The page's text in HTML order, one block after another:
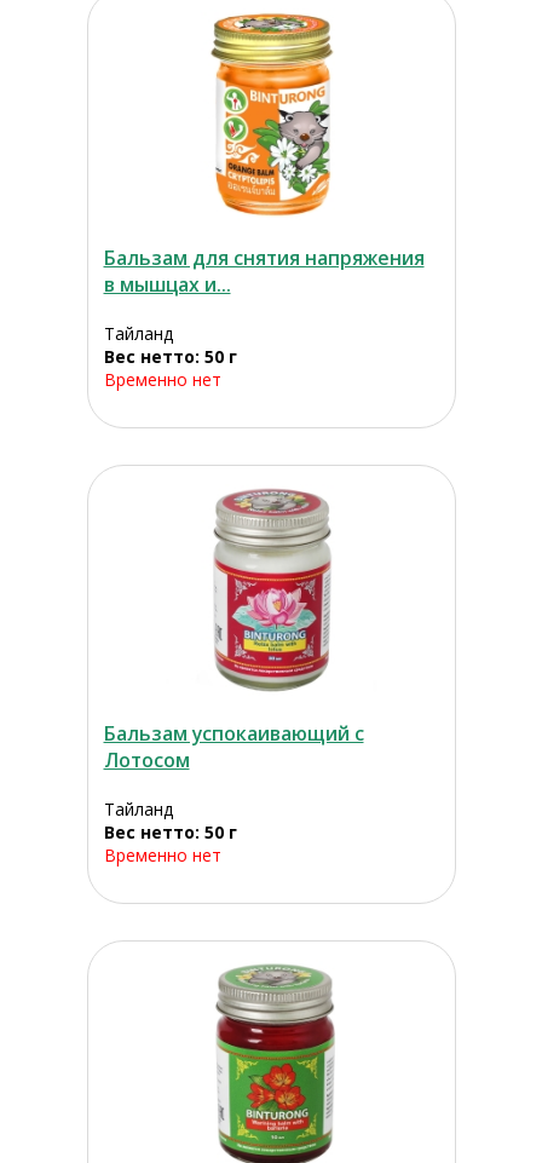
Бальзам для снятия напряжения
в мышцах и...
Тайланд
Вес нетто: 50 г
Временно нет
Бальзам успокаивающий с
Лотосом
Тайланд
Вес нетто: 50 г
Временно нет